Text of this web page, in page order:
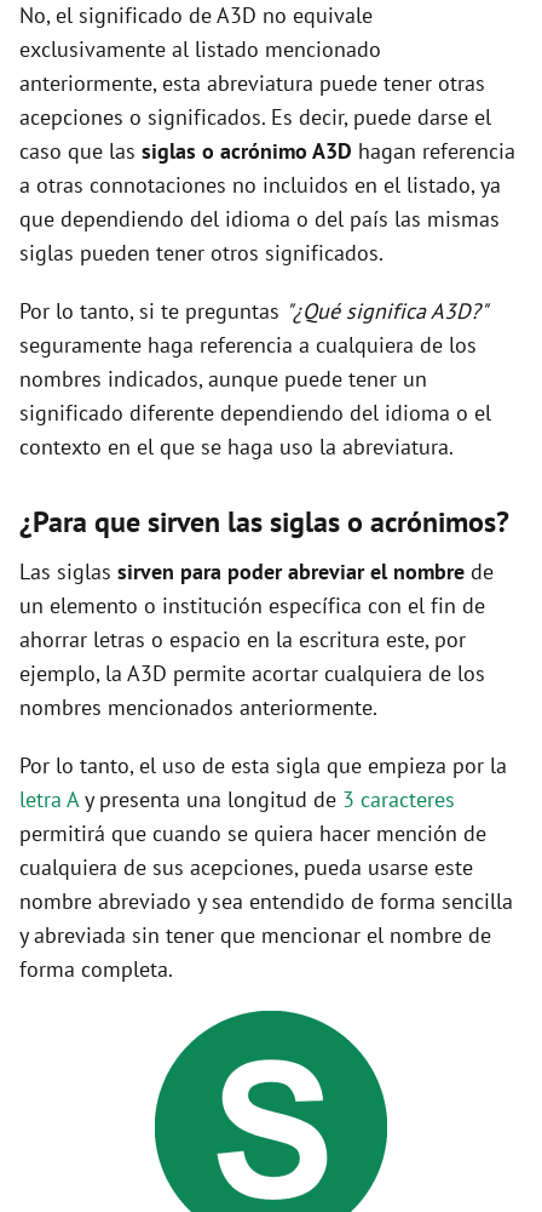
No, el significado de A3D no equivale
exclusivamente al listado mencionado
anteriormente, esta abreviatura puede tener otras
acepciones o significados. Es decir, puede darse el
caso que las siglas o acrónimo A3D hagan referencia
a otras connotaciones no incluidos en el listado, ya
que dependiendo del idioma o del país las mismas
siglas pueden tener otros significados.
Por lo tanto, si te preguntas "¿Qué significa A3D?"
seguramente haga referencia a cualquiera de los
nombres indicados, aunque puede tener un
significado diferente dependiendo del idioma o el
contexto en el que se haga uso la abreviatura.
¿Para que sirven las siglas o acrónimos?
Las siglas sirven para poder abreviar el nombre de
un elemento o institución específica con el fin de
ahorrar letras o espacio en la escritura este, por
ejemplo, la A3D permite acortar cualquiera de los
nombres mencionados anteriormente.
Por lo tanto, el uso de esta sigla que empieza por la
letra Ay presenta una longitud de 3 caracteres
permitirá que cuando se quiera hacer mención de
cualquiera de sus acepciones, pueda usarse este
nombre abreviado y sea entendido de forma sencilla
y abreviada sin tener que mencionar el nombre de
forma completa.